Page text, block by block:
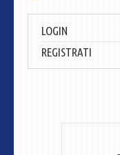
LOGIN
REGISTRATI